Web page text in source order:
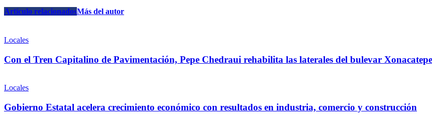
Artículo relacionadosMás del autor
Locales
Con el Tren Capitalino de Pavimentación, Pepe Chedraui rehabilita las laterales del bulevar
Locales
Gobierno Estatal acelera crecimiento económico con resultados en industria, comercio y construcción